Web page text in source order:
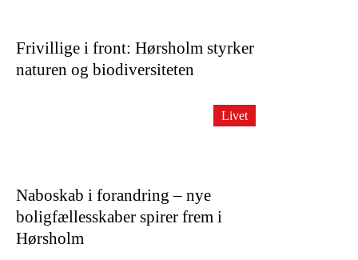
Frivillige i front: Hørsholm styrker
naturen og biodiversiteten
Naboskab i forandring – nye
boligfællesskaber spirer frem i
Hørsholm
Livet